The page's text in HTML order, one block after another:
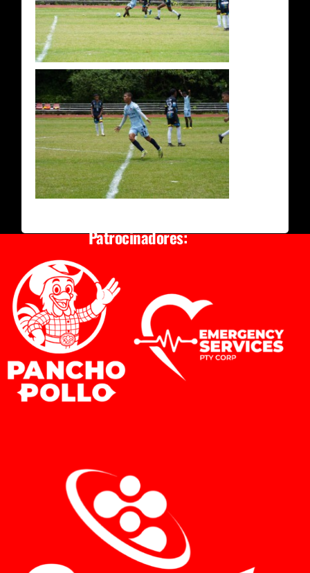
Patrocinadores: